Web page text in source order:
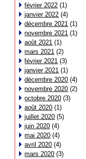
février 2022 (1)
janvier 2022 (4)
décembre 2021 (1)
novembre 2021 (1)
août 2021 (1)
mars 2021 (2)
février 2021 (3)
janvier 2021 (1)
décembre 2020 (4)
novembre 2020 (2)
octobre 2020 (3)
août 2020 (1)
juillet 2020 (5)
juin 2020 (4)
mai 2020 (4)
avril 2020 (4)
mars 2020 (3)